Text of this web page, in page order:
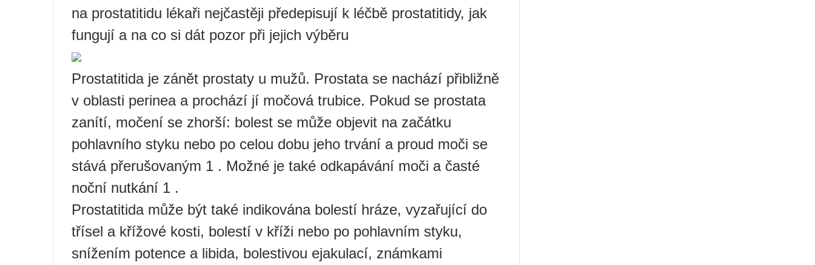
na prostatitidu lékaři nejčastěji předepisují k léčbě prostatitidy, jak
fungují a na co si dát pozor při jejich výběru
Prostatitida je zánět prostaty u mužů. Prostata se nachází přibližně
v oblasti perinea a prochází jí močová trubice. Pokud se prostata
zanítí, močení se zhorší: bolest se může objevit na začátku
pohlavního styku nebo po celou dobu jeho trvání a proud moči se
stává přerušovaným 1 . Možné je také odkapávání moči a časté
noční nutkání 1 .
Prostatitida může být také indikována bolestí hráze, vyzařující do
třísel a křížové kosti, bolestí v kříži nebo po pohlavním styku,
snížením potence a libida, bolestivou ejakulací, známkami